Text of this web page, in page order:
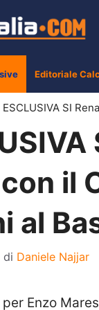
Editoriale
ESCLUSIVA SI
il
al
di Daniele Najjar
Enzo